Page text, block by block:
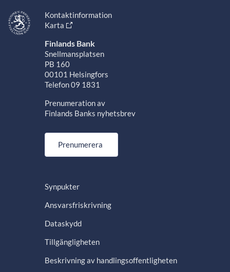
Kontaktinformation
Karta
Finlands Bank
Snellmansplatsen
PB 160
00101 Helsingfors
Telefon 09 1831
Prenumeration av
Finlands Banks nyhetsbrev
Prenumerera
Synpukter
Ansvarsfriskrivning
Dataskydd
Tillgängligheten
Beskrivning av handlingsoffentligheten